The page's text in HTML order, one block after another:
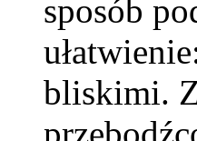
sposób
bliskimi.